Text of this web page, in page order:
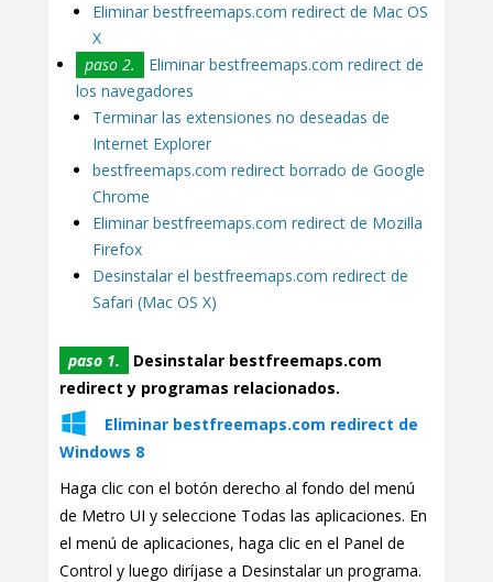
Eliminar bestfreemaps.com redirect de Mac OS
X
paso 2.
Eliminar bestfreemaps.com redirect de
los navegadores
Terminar las extensiones no deseadas de
Internet Explorer
bestfreemaps.com redirect borrado de Google
Chrome
Eliminar bestfreemaps.com redirect de Mozilla
Firefox
Desinstalar el bestfreemaps.com redirect de
Safari (Mac OS X)
paso 1.
Desinstalar bestfreemaps.com
redirect y programas relacionados.
Eliminar bestfreemaps.com redirect de
Windows 8
Haga clic con el botón derecho al fondo del menú
de Metro UI y seleccione Todas las aplicaciones. En
el menú de aplicaciones, haga clic en el Panel de
Control y luego diríjase a Desinstalar un programa.